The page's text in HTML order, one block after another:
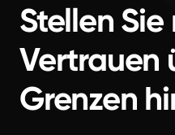
Stellen Sie
Vertrauen
Grenzen